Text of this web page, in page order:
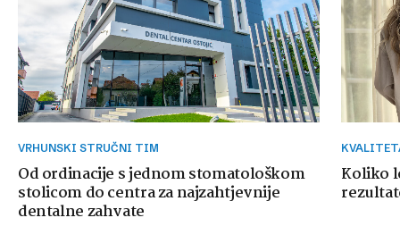
VRHUNSKI STRUČNI TIM
Od ordinacije s jednom stomatološkom
stolicom do centra za najzahtjevnije
dentalne zahvate
Koliko